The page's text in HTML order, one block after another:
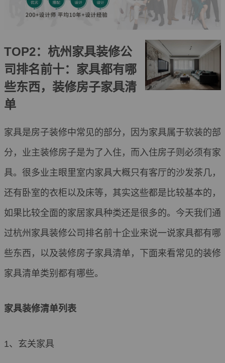
TOP2：杭州家具装修公
司排名前十：家具都有哪
些东西，装修房子家具清
单
家具是房子装修中常见的部分，因为家具属于软装的部
分，业主装修房子是为了入住，而入住房子则必须有家
具。很多业主眼里室内家具大概只有客厅的沙发茶几，
还有卧室的衣柜以及床等，其实这些都是比较基本的，
如果比较全面的家居家具种类还是很多的。今天我们通
过杭州家具装修公司排名前十企业来说一说家具都有哪
些东西，以及装修房子家具清单，下面来看常见的装修
家具清单类别都有哪些。
家具装修清单列表
1、玄关家具